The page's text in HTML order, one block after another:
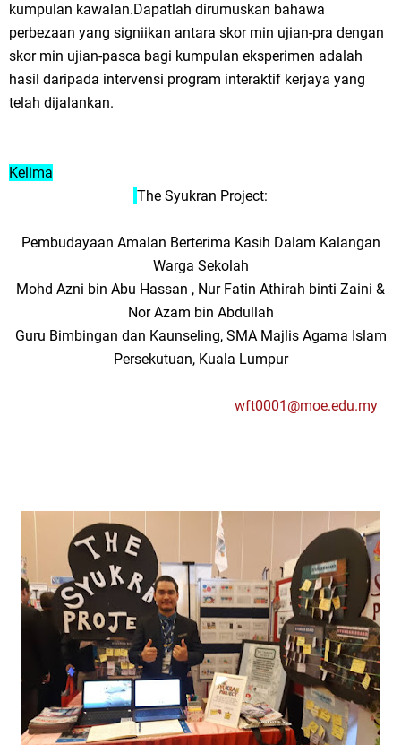
kumpulan kawalan.Dapatlah dirumuskan bahawa
perbezaan yang signiikan antara skor min ujian-pra dengan
skor min ujian-pasca bagi kumpulan eksperimen adalah
hasil daripada intervensi program interaktif kerjaya yang
telah dijalankan.
Kelima
The Syukran Project:
Pembudayaan Amalan Berterima Kasih Dalam Kalangan
Warga Sekolah
Mohd Azni bin Abu Hassan , Nur Fatin Athirah binti Zaini &
Nor Azam bin Abdullah
Guru Bimbingan dan Kaunseling, SMA Majlis Agama Islam
Persekutuan, Kuala Lumpur
wft0001@moe.edu.my